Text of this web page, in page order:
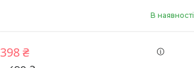
В наявності
398 ₴